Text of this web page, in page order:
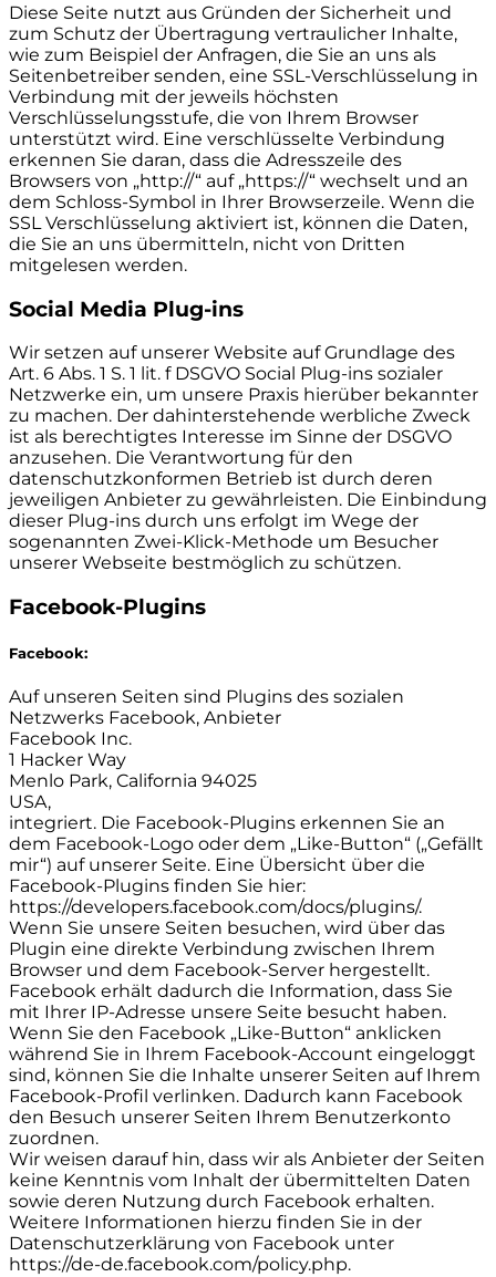
Diese Seite nutzt aus Gründen der Sicherheit und
zum Schutz der Übertragung vertraulicher Inhalte,
wie zum Beispiel der Anfragen, die Sie an uns als
Seitenbetreiber senden, eine SSL-Verschlüsselung in
Verbindung mit der jeweils höchsten
Verschlüsselungsstufe, die von Ihrem Browser
unterstützt wird. Eine verschlüsselte Verbindung
erkennen Sie daran, dass die Adresszeile des
Browsers von „http://“ auf „https://“ wechselt und an
dem Schloss-Symbol in Ihrer Browserzeile. Wenn die
SSL Verschlüsselung aktiviert ist, können die Daten,
die Sie an uns übermitteln, nicht von Dritten
mitgelesen werden.
Social Media Plug-ins
Wir setzen auf unserer Website auf Grundlage des
Art. 6 Abs. 1 S. 1 lit. f DSGVO Social Plug-ins sozialer
Netzwerke ein, um unsere Praxis hierüber bekannter
zu machen. Der dahinterstehende werbliche Zweck
ist als berechtigtes Interesse im Sinne der DSGVO
anzusehen. Die Verantwortung für den
datenschutzkonformen Betrieb ist durch deren
jeweiligen Anbieter zu gewährleisten. Die Einbindung
dieser Plug-ins durch uns erfolgt im Wege der
sogenannten Zwei-Klick-Methode um Besucher
unserer Webseite bestmöglich zu schützen.
Facebook-Plugins
Facebook:
Auf unseren Seiten sind Plugins des sozialen
Netzwerks Facebook, Anbieter
Facebook Inc.
1 Hacker Way
Menlo Park, California 94025
USA,
integriert. Die Facebook-Plugins erkennen Sie an
dem Facebook-Logo oder dem „Like-Button“ („Gefällt
mir“) auf unserer Seite. Eine Übersicht über die
Facebook-Plugins finden Sie hier:
https://developers.facebook.com/docs/plugins/.
Wenn Sie unsere Seiten besuchen, wird über das
Plugin eine direkte Verbindung zwischen Ihrem
Browser und dem Facebook-Server hergestellt.
Facebook erhält dadurch die Information, dass Sie
mit Ihrer IP-Adresse unsere Seite besucht haben.
Wenn Sie den Facebook „Like-Button“ anklicken
während Sie in Ihrem Facebook-Account eingeloggt
sind, können Sie die Inhalte unserer Seiten auf Ihrem
Facebook-Profil verlinken. Dadurch kann Facebook
den Besuch unserer Seiten Ihrem Benutzerkonto
zuordnen.
Wir weisen darauf hin, dass wir als Anbieter der Seiten
keine Kenntnis vom Inhalt der übermittelten Daten
sowie deren Nutzung durch Facebook erhalten.
Weitere Informationen hierzu finden Sie in der
Datenschutzerklärung von Facebook unter
https://de-de.facebook.com/policy.php.